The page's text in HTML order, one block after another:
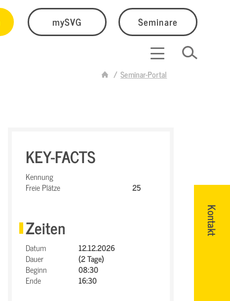
mySVG Seminare
Seminar-Portal
Kontakt
KEY-FACTS
Kennung
Freie Plätze
25
Zeiten
Datum
12.12.2026
Dauer
(2 Tage)
Beginn
08:30
Ende
16:30